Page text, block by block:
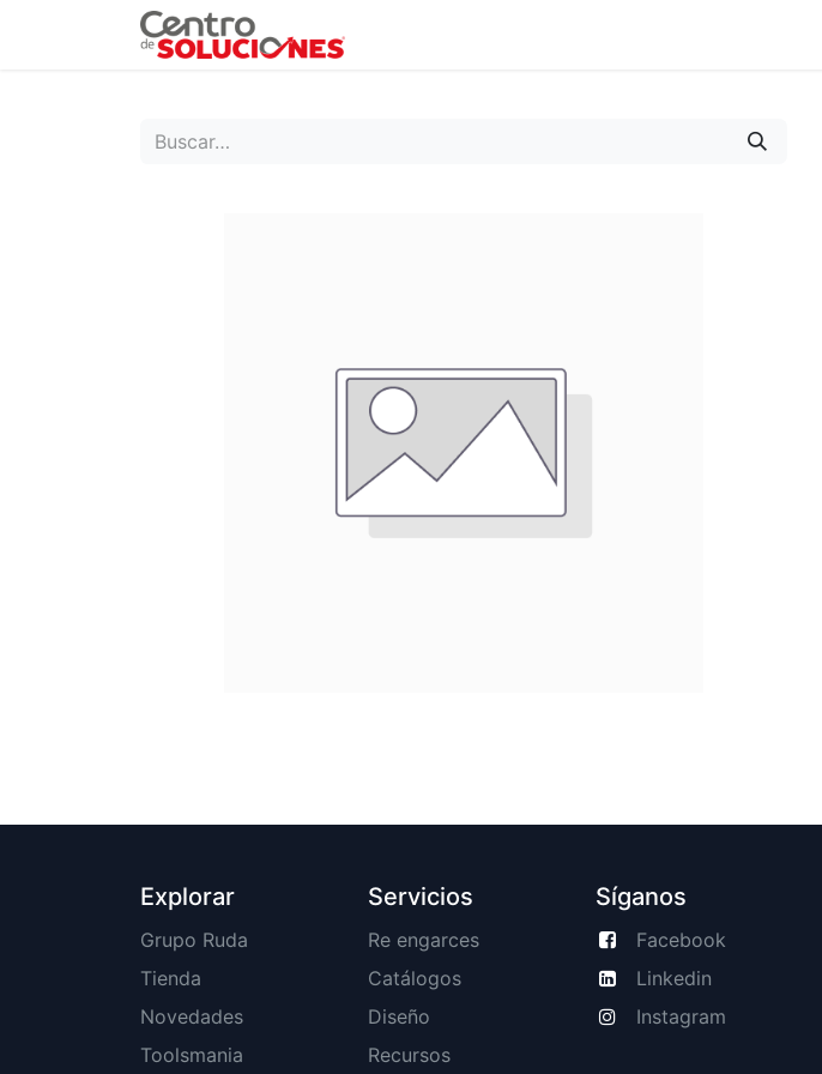
Explorar
Grupo Ruda
Tienda
Novedades
Toolsmania
Servicios
Re engarces
Catálogos
Diseño
Recursos
Síganos
Facebook
Linkedin
Instagram